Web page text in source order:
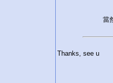
當
Thanks, see u